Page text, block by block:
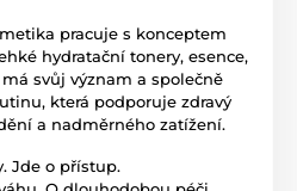
pracuje s konceptem
hydratační tonery, esence,
svůj význam a společně
která podporuje zdravý
a nadměrného zatížení.
Jde o přístup.